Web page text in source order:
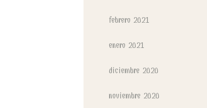
febrero 2021
enero 2021
diciembre 2020
noviembre 2020